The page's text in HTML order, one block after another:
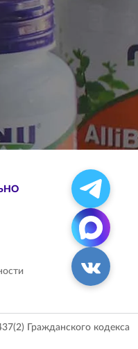
Гражданского кодекса